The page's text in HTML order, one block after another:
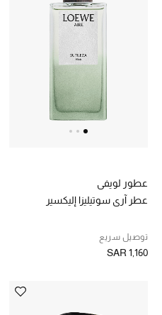
عرض جميع المنتجات
ركن أناقة المنتجعات
حصريًا عبر الإنترنت
عطور لويفي
عطر آري سوتيليزا إليكسير
توصيل سريع
SAR 1,160